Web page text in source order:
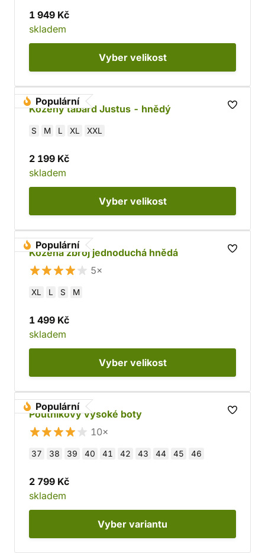
1 949 Kč
skladem
Vyber velikost
Populární
Kožený tabard Justus - hnědý
S M L XL XXL
2 199 Kč
skladem
Vyber velikost
Populární
Kožená zbroj jednoduchá hnědá
5×
XL L S M
1 499 Kč
skladem
Vyber velikost
Populární
Poutníkovy vysoké boty
10×
37 38 39 40 41 42 43 44 45 46
2 799 Kč
skladem
Vyber variantu